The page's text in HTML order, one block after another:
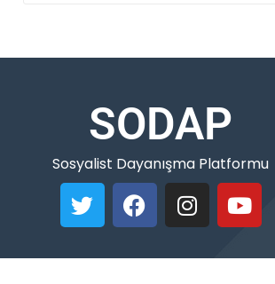
SODAP
Sosyalist Dayanışma Platformu